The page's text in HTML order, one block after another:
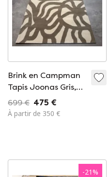
Brink en Campman
Tapis Joonas Gris,
170 x 240 cm
699 € 475 €
À partir de 350 €
-21%